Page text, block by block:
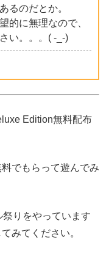
るのだとか。
的に無理なので、
い。。。( -_-)
Edition無料配布
でもらって遊んでみ
りをやっています
みてください。